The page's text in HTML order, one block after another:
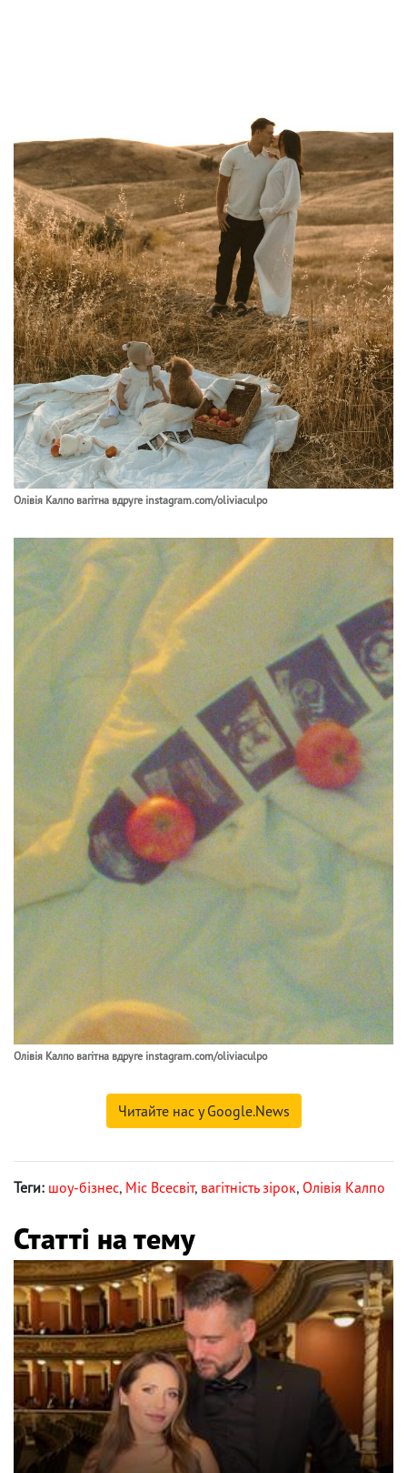
Олівія Калпо вагітна вдруге instagram.com/oliviaculpo
Олівія Калпо вагітна вдруге instagram.com/oliviaculpo
Читайте нас у Google.News
Теги: шоу-бізнес, Міс Всесвіт, вагітність зірок, Олівія Калпо
Статті на тему